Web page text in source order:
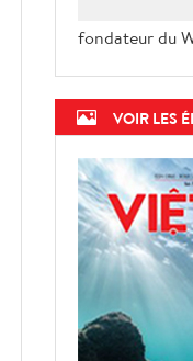
fondateur du
VOIR LES